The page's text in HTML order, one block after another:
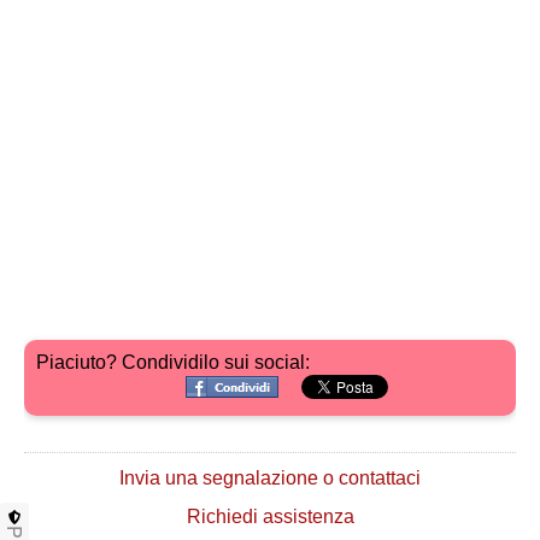
Piaciuto? Condividilo sui social:
Invia una segnalazione o contattaci
Richiedi assistenza